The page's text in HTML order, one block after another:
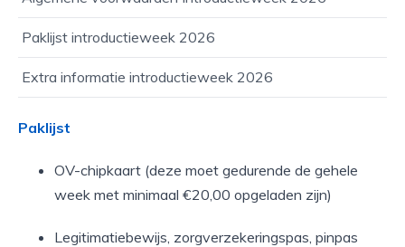
Paklijst introductieweek 2026
Extra informatie introductieweek 2026
Paklijst
OV-chipkaart (deze moet gedurende de gehele
week met minimaal €20,00 opgeladen zijn)
Legitimatiebewijs, zorgverzekeringspas, pinpas